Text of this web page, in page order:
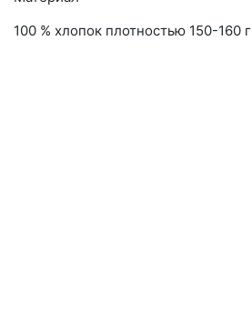
100 % хлопок плотностью 150-160 г